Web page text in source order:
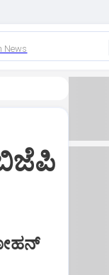
News